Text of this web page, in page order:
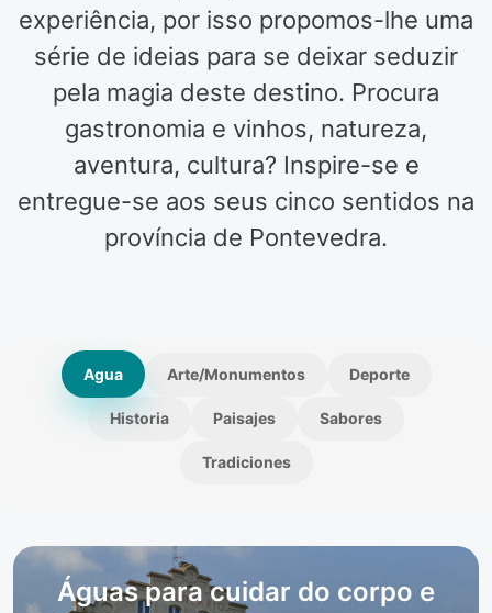
experiência, por isso propomos-lhe uma
série de ideias para se deixar seduzir
pela magia deste destino. Procura
gastronomia e vinhos, natureza,
aventura, cultura? Inspire-se e
entregue-se aos seus cinco sentidos na
província de Pontevedra.
Agua Arte/Monumentos Deporte
Historia Paisajes Sabores
Tradiciones
Águas para cuidar do corpo e